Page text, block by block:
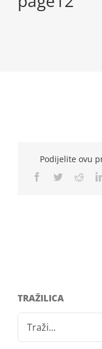
Podijelite ovu
Facebook
Twitter
TRAŽILICA
for: